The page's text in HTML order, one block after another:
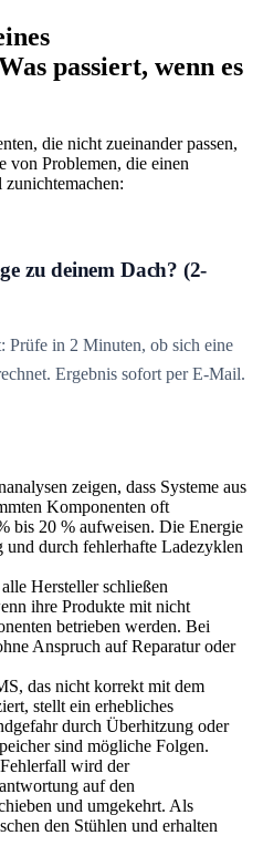
passiert, wenn es
die nicht zueinander passen,
von Problemen, die einen
zu deinem Dach? (2-
Prüfe in 2 Minuten, ob sich eine
Ergebnis sofort per E-Mail.
zeigen, dass Systeme aus
Komponenten oft
bis 20 % aufweisen. Die Energie
und durch fehlerhafte Ladezyklen
Hersteller schließen
ihre Produkte mit nicht
betrieben werden. Bei
Anspruch auf Reparatur oder
das nicht korrekt mit dem
stellt ein erhebliches
durch Überhitzung oder
sind mögliche Folgen.
wird der
auf den
und umgekehrt. Als
den Stühlen und erhalten